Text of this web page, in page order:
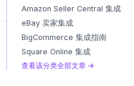
Amazon Seller Central 集成
eBay 卖家集成
BigCommerce 集成指南
Square Online 集成
查看该分类全部文章 →